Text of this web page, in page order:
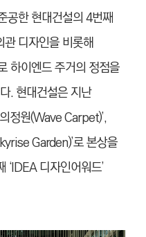
공한 현대건설의 4번째
관 디자인을 비롯해
하이엔드 주거의 정점을
. 현대건설은 지난
정원(Wave Carpet)’,
Garden)’로 본상을
디자인어워드’